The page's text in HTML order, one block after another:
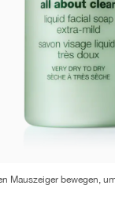
Mauszeiger bewegen,